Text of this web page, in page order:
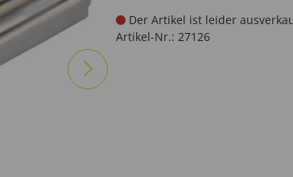
Der Artikel ist leider
Artikel-Nr.: 27126